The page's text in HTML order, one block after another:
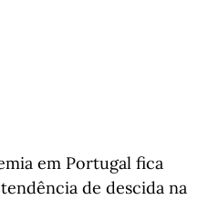
em Portugal fica
de descida na